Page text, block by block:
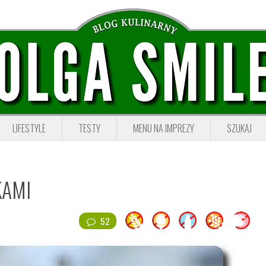
LIFESTYLE TESTY MENU NA IMPREZY SZUKAJ
52